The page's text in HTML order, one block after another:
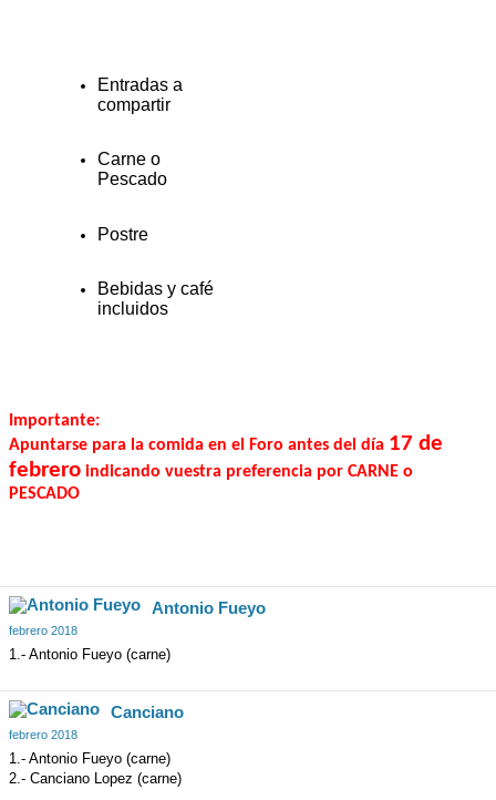
Entradas a
compartir
Carne o
Pescado
Postre
Bebidas y café
incluidos
Importante:
Apuntarse para la comida en el Foro antes del día 17 de
febrero indicando vuestra preferencia por CARNE o
PESCADO
Antonio Fueyo
febrero 2018
1.- Antonio Fueyo (carne)
Canciano
febrero 2018
1.- Antonio Fueyo (carne)
2.- Canciano Lopez (carne)